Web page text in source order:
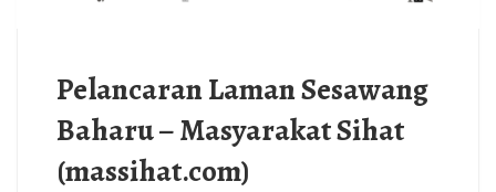
Pelancaran Laman Sesawang
Baharu – Masyarakat Sihat
(massihat.com)